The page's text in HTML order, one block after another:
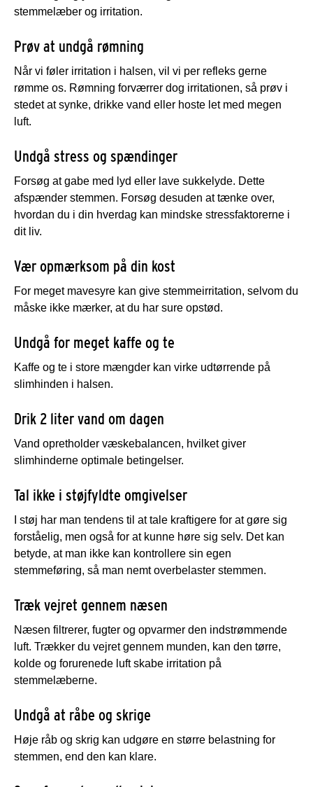
stemmelæber og irritation.
Prøv at undgå rømning
Når vi føler irritation i halsen, vil vi per refleks gerne
rømme os. Rømning forværrer dog irritationen, så prøv i
stedet at synke, drikke vand eller hoste let med megen
luft.
Undgå stress og spændinger
Forsøg at gabe med lyd eller lave sukkelyde. Dette
afspænder stemmen. Forsøg desuden at tænke over,
hvordan du i din hverdag kan mindske stressfaktorerne i
dit liv.
Vær opmærksom på din kost
For meget mavesyre kan give stemmeirritation, selvom du
måske ikke mærker, at du har sure opstød.
Undgå for meget kaffe og te
Kaffe og te i store mængder kan virke udtørrende på
slimhinden i halsen.
Drik 2 liter vand om dagen
Vand opretholder væskebalancen, hvilket giver
slimhinderne optimale betingelser.
Tal ikke i støjfyldte omgivelser
I støj har man tendens til at tale kraftigere for at gøre sig
forståelig, men også for at kunne høre sig selv. Det kan
betyde, at man ikke kan kontrollere sin egen
stemmeføring, så man nemt overbelaster stemmen.
Træk vejret gennem næsen
Næsen filtrerer, fugter og opvarmer den indstrømmende
luft. Trækker du vejret gennem munden, kan den tørre,
kolde og forurenede luft skabe irritation på
stemmelæberne.
Undgå at råbe og skrige
Høje råb og skrig kan udgøre en større belastning for
stemmen, end den kan klare.